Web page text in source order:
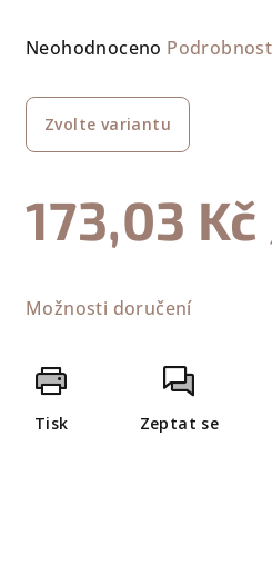
Průměrné
produktu
0,0
5
hvězdiček.
Neohodnoceno
Zvolte variantu
173,03 Kč
cena:
Možnosti doručení
Tisk Zeptat se